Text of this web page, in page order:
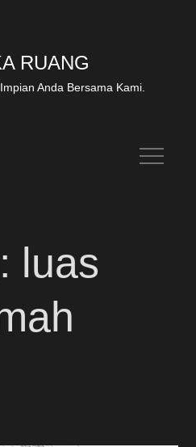
RUANG
Anda Bersama Kami.
luas